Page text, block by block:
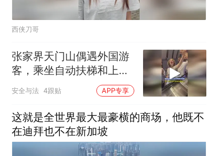
西侠刀哥
张家界天门山偶遇外国游
客，乘坐自动扶梯和上去
的中国游客友好击掌
安全与法 4跟贴 APP专享
这就是全世界最大最豪横的商场，他既不
在迪拜也不在新加坡